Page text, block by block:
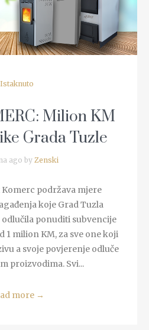
Istaknuto
Milion KM
Grada Tuzle
ago by Zenski
podržava mjere
koje Grad Tuzla
ponuditi subvencije
1 milion KM, za sve one koji
a svoje povjerenje odluče
proizvodima. Svi...
more →